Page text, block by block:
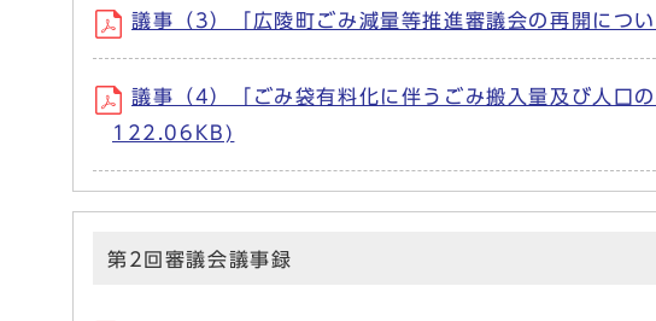
議事（3）「広陵町ごみ減量等推進審議会の再開に
議事（4）「ごみ袋有料化に伴うごみ搬入量及び人口
122.06KB)
第2回審議会議事録